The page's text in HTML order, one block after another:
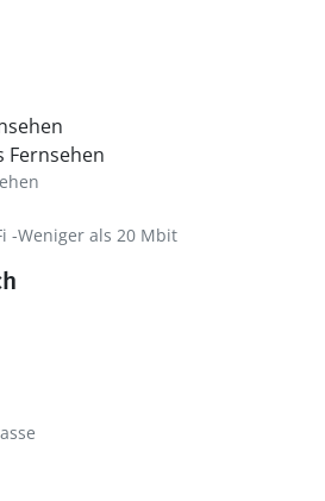
Fernsehen
-Weniger als 20 Mbit